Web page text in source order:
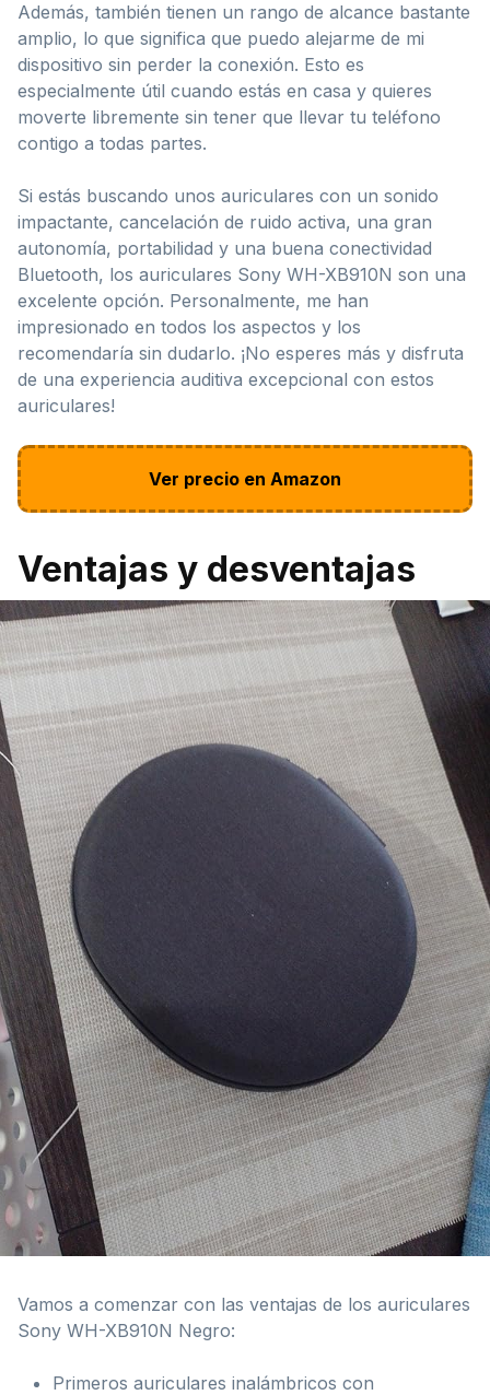
Además, también tienen un rango de alcance bastante
amplio, lo que significa que puedo alejarme de mi
dispositivo sin perder la conexión. Esto es
especialmente útil cuando estás en casa y quieres
moverte libremente sin tener que llevar tu teléfono
contigo a todas partes.
Si estás buscando unos auriculares con un sonido
impactante, cancelación de ruido activa, una gran
autonomía, portabilidad y una buena conectividad
Bluetooth, los auriculares Sony WH-XB910N son una
excelente opción. Personalmente, me han
impresionado en todos los aspectos y los
recomendaría sin dudarlo. ¡No esperes más y disfruta
de una experiencia auditiva excepcional con estos
auriculares!
Ver precio en Amazon
Ventajas y desventajas
Vamos a comenzar con las ventajas de los auriculares
Sony WH-XB910N Negro:
Primeros auriculares inalámbricos con